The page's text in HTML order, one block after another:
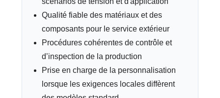
Qualité fiable des matériaux et des
composants pour le service extérieur
Procédures cohérentes de contrôle et
d’inspection de la production
Prise en charge de la personnalisation
lorsque les exigences locales diffèrent